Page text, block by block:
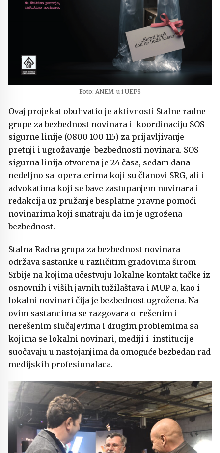
Foto: ANEM-u i UEPS
Ovaj projekat obuhvatio je aktivnosti Stalne radne
grupe za bezbednost novinara i koordinaciju SOS
sigurne linije (0800 100 115) za prijavljivanje
pretnji i ugrožavanje bezbednosti novinara. SOS
sigurna linija otvorena je 24 časa, sedam dana
nedeljno sa operaterima koji su članovi SRG, ali i
advokatima koji se bave zastupanjem novinara i
redakcija uz pružanje besplatne pravne pomoći
novinarima koji smatraju da im je ugrožena
bezbednost.
Stalna Radna grupa za bezbednost novinara
održava sastanke u različitim gradovima širom
Srbije na kojima učestvuju lokalne kontakt tačke iz
osnovnih i viših javnih tužilaštava i MUP a, kao i
lokalni novinari čija je bezbednost ugrožena. Na
ovim sastancima se razgovara o rešenim i
nerešenim slučajevima i drugim problemima sa
kojima se lokalni novinari, mediji i institucije
suočavaju u nastojanjima da omoguće bezbedan rad
medijskih profesionalaca.